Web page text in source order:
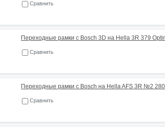
Сравнить
Переходные рамки с Bosch 3D на Hella 3R 379
Сравнить
Переходные рамки с Bosch на Hella AFS 3R №2 280
Сравнить